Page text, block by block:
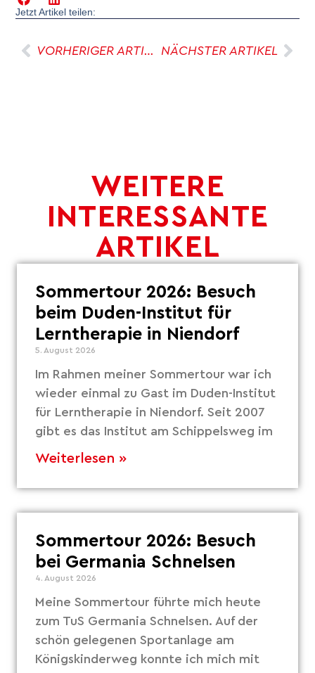
Jetzt Artikel teilen:
VORHERIGER ARTIKEL NÄCHSTER ARTIKEL
WEITERE
INTERESSANTE
ARTIKEL
Sommertour 2026: Besuch
beim Duden-Institut für
Lerntherapie in Niendorf
5. August 2026
Im Rahmen meiner Sommertour war ich
wieder einmal zu Gast im Duden-Institut
für Lerntherapie in Niendorf. Seit 2007
gibt es das Institut am Schippelsweg im
Weiterlesen »
Sommertour 2026: Besuch
bei Germania Schnelsen
4. August 2026
Meine Sommertour führte mich heute
zum TuS Germania Schnelsen. Auf der
schön gelegenen Sportanlage am
Königskinderweg konnte ich mich mit